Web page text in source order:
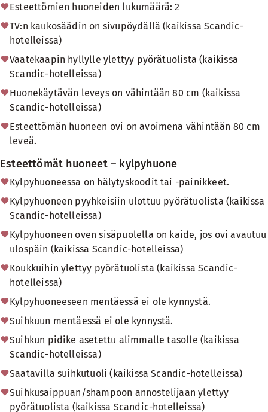
Esteettömien huoneiden lukumäärä: 2
TV:n kaukosäädin on sivupöydällä (kaikissa Scandic-
hotelleissa)
Vaatekaapin hyllylle ylettyy pyörätuolista (kaikissa
Scandic-hotelleissa)
Huonekäytävän leveys on vähintään 80 cm (kaikissa
Scandic-hotelleissa)
Esteettömän huoneen ovi on avoimena vähintään 80 cm
leveä.
Esteettömät huoneet – kylpyhuone
Kylpyhuoneessa on hälytyskoodit tai -painikkeet.
Kylpyhuoneen pyyhkeisiin ulottuu pyörätuolista (kaikissa
Scandic-hotelleissa)
Kylpyhuoneen oven sisäpuolella on kaide, jos ovi avautuu
ulospäin (kaikissa Scandic-hotelleissa)
Koukkuihin ylettyy pyörätuolista (kaikissa Scandic-
hotelleissa)
Kylpyhuoneeseen mentäessä ei ole kynnystä.
Suihkuun mentäessä ei ole kynnystä.
Suihkun pidike asetettu alimmalle tasolle (kaikissa
Scandic-hotelleissa)
Saatavilla suihkutuoli (kaikissa Scandic-hotelleissa)
Suihkusaippuan/shampoon annostelijaan ylettyy
pyörätuolista (kaikissa Scandic-hotelleissa)